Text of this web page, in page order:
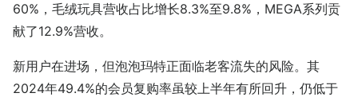
60%，毛绒玩具营收占比增长8.3%至9.8%，MEGA系列贡
献了12.9%营收。
新用户在进场，但泡泡玛特正面临老客流失的风险。其
2024年49.4%的会员复购率虽较上半年有所回升，仍低于